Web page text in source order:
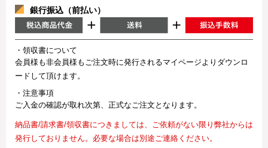
銀行振込（前払い）
・領収書について
会員様も非会員様もご注文時に発行されるマイページよりダウンロ
ードして頂けます。
・注意事項
ご入金の確認が取れ次第、正式なご注文となります。
納品書/請求書/領収書につきましては、ご依頼がない限り弊社からは
発行しておりません。必要な場合は別途ご連絡ください。